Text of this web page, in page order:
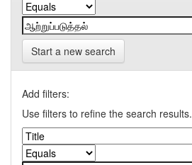
Start a new search
Add filters:
Use filters to refine the search results.